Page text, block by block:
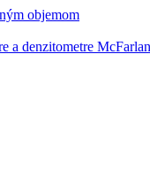
objemom
a denzitometre